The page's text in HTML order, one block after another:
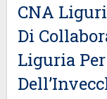
CNA
Di
Liguria